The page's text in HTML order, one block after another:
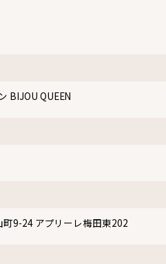
BIJOU QUEEN
9-24 アプリーレ梅田東202